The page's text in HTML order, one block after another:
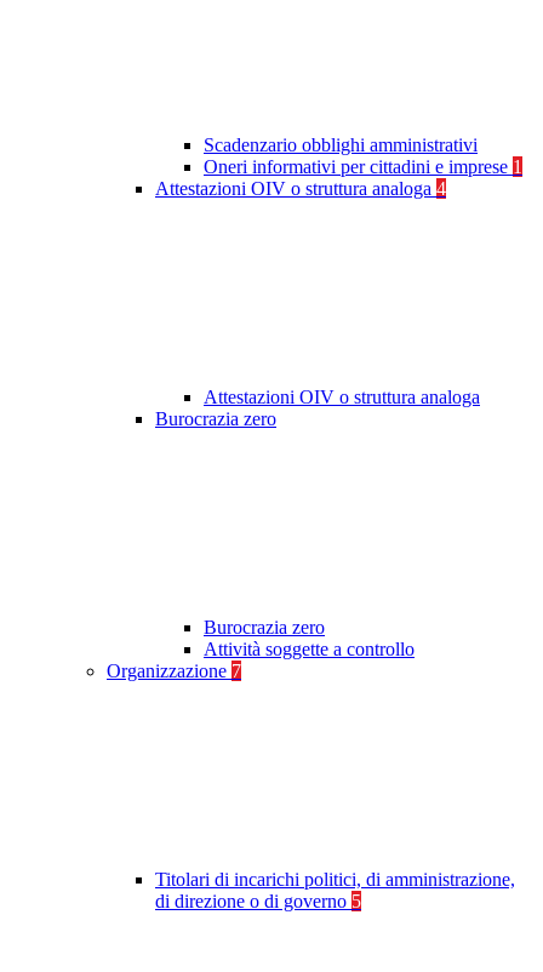
Scadenzario obblighi amministrativi
Oneri informativi per cittadini e imprese 1
Attestazioni OIV o struttura analoga 4
Attestazioni OIV o struttura analoga
Burocrazia zero
Burocrazia zero
Attività soggette a controllo
Organizzazione 7
Titolari di incarichi politici, di amministrazione,
di direzione o di governo 5